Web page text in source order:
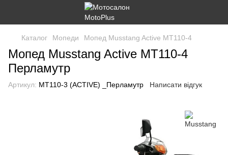
Каталог Мопеди Мопед Musstang Active MT110-4
Мопед Musstang Active MT110-4
Перламутр
Артикул: MT110-3 (ACTIVE) _Перламутр Написати відгук